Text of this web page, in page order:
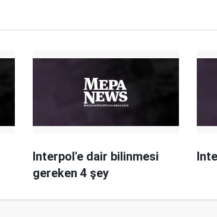
Interpol'e dair bilinmesi
gereken 4 şey